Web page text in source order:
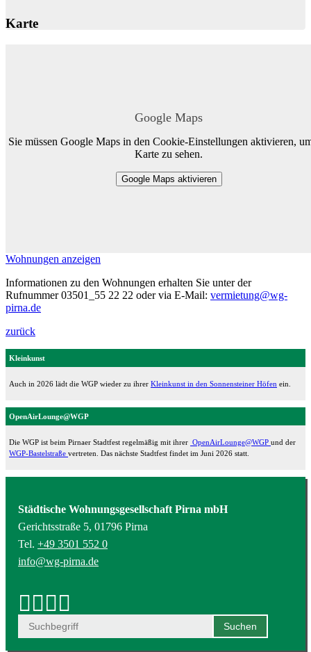
Karte
Google Maps
Sie müssen Google Maps in den Cookie-Einstellungen aktivieren,
Karte zu sehen.
Google Maps aktivieren
Wohnungen anzeigen
Informationen zu den Wohnungen erhalten Sie unter der
Rufnummer 03501_55 22 22 oder via E-Mail: vermietung@wg-
pirna.de
zurück
Kleinkunst
Auch in 2026 lädt die WGP wieder zu ihrer Kleinkunst in den Sonnensteiner Höfen ein.
OpenAirLounge@WGP
Die WGP ist beim Pirnaer Stadtfest regelmäßig mit ihrer OpenAirLounge@WGP und der
WGP-Bastelstraße vertreten. Das nächste Stadtfest findet im Juni 2026 statt.
Städtische Wohnungsgesellschaft Pirna mbH
Gerichtsstraße 5, 01796 Pirna
Tel. +49 3501 552 0
info@wg-pirna.de